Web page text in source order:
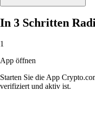
In 3 Schritten
1
App öffnen
Starten Sie die App
verifiziert und aktiv ist.